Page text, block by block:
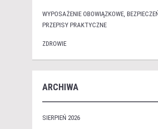
WYPOSAŻENIE OBOWIĄZKOWE,
PRZEPISY PRAKTYCZNE
ZDROWIE
ARCHIWA
SIERPIEŃ 2026